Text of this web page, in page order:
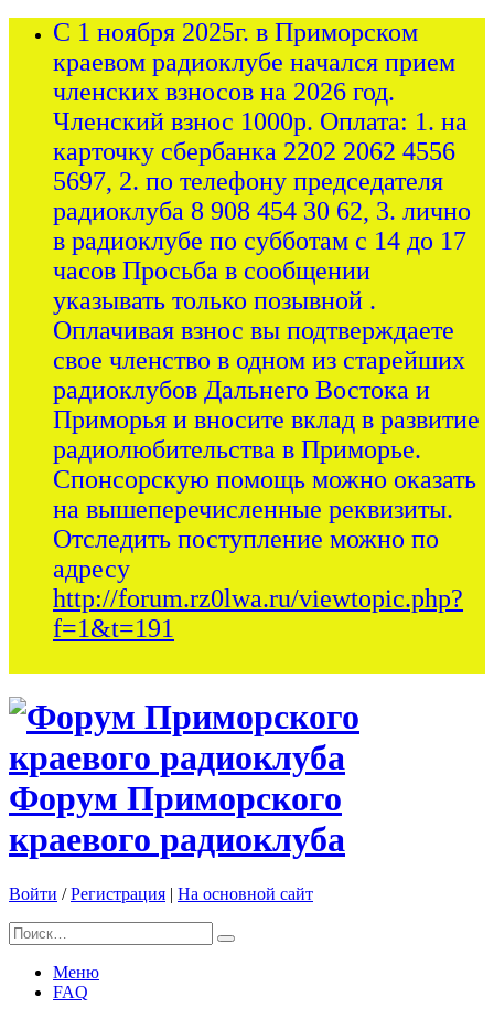
С 1 ноября 2025г. в Приморском
краевом радиоклубе начался прием
членских взносов на 2026 год.
Членский взнос 1000р. Оплата: 1. на
карточку сбербанка 2202 2062 4556
5697, 2. по телефону председателя
радиоклуба 8 908 454 30 62, 3. лично
в радиоклубе по субботам с 14 до 17
часов Просьба в сообщении
указывать только позывной .
Оплачивая взнос вы подтверждаете
свое членство в одном из старейших
радиоклубов Дальнего Востока и
Приморья и вносите вклад в развитие
радиолюбительства в Приморье.
Спонсорскую помощь можно оказать
на вышеперечисленные реквизиты.
Отследить поступление можно по
адресу
http://forum.rz0lwa.ru/viewtopic.php?
f=1&t=191
Форум Приморского
краевого радиоклуба
Войти /Регистрация | На основной сайт
Меню
FAQ